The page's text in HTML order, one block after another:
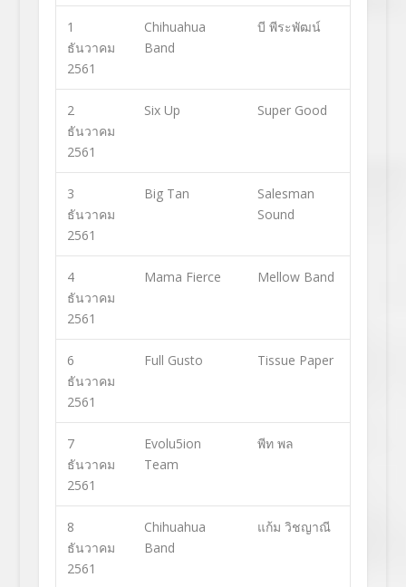
1
ธันวาคม
2561
Chihuahua
Band
บี พีระพัฒน์
2
ธันวาคม
2561
Six Up Super Good
3
ธันวาคม
2561
Big Tan
Salesman
Sound
4
ธันวาคม
2561
Mama Fierce Mellow Band
6
ธันวาคม
2561
Full Gusto Tissue Paper
7
ธันวาคม
2561
Evolu5ion
Team
พีท พล
8
ธันวาคม
2561
Chihuahua
Band
แก้ม วิชญาณี